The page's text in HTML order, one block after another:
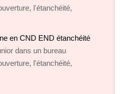
l'étanchéité,
en CND END étanchéité
dans un bureau
l'étanchéité,